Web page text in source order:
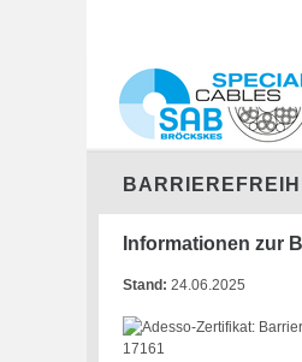
Informationen zur
Stand: 24.06.2025